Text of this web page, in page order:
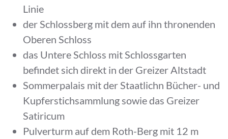
Linie
der Schlossberg mit dem auf ihn thronenden
Oberen Schloss
das Untere Schloss mit Schlossgarten
befindet sich direkt in der Greizer Altstadt
Sommerpalais mit der Staatlichn Bücher- und
Kupferstichsammlung sowie das Greizer
Satiricum
Pulverturm auf dem Roth-Berg mit 12 m